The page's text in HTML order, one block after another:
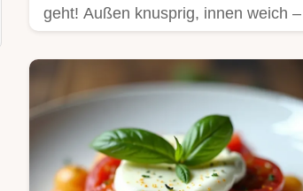
geht! Außen knusprig, innen weich –